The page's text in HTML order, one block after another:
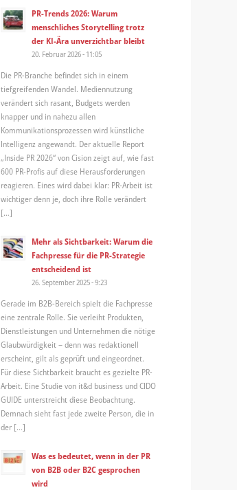
PR-Trends 2026: Warum
menschliches Storytelling trotz
der KI-Ära unverzichtbar bleibt
20. Februar 2026 - 11:05
Die PR-Branche befindet sich in einem
tiefgreifenden Wandel. Mediennutzung
verändert sich rasant, Budgets werden
knapper und in nahezu allen
Kommunikationsprozessen wird künstliche
Intelligenz angewandt. Der aktuelle Report
„Inside PR 2026“ von Cision zeigt auf, wie fast
600 PR-Profis auf diese Herausforderungen
reagieren. Eines wird dabei klar: PR-Arbeit ist
wichtiger denn je, doch ihre Rolle verändert
[…]
Mehr als Sichtbarkeit: Warum die
Fachpresse für die PR-Strategie
entscheidend ist
26. September 2025 - 9:23
Gerade im B2B-Bereich spielt die Fachpresse
eine zentrale Rolle. Sie verleiht Produkten,
Dienstleistungen und Unternehmen die nötige
Glaubwürdigkeit – denn was redaktionell
erscheint, gilt als geprüft und eingeordnet.
Für diese Sichtbarkeit braucht es gezielte PR-
Arbeit. Eine Studie von it&d business und CIDO
GUIDE unterstreicht diese Beobachtung.
Demnach sieht fast jede zweite Person, die in
der […]
Was es bedeutet, wenn in der PR
von B2B oder B2C gesprochen
wird